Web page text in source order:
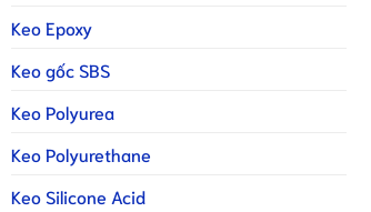
Keo Epoxy
Keo gốc SBS
Keo Polyurea
Keo Polyurethane
Keo Silicone Acid